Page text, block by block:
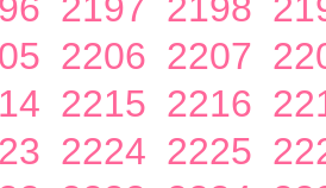
2206 2207
2215 2216
2224 2225